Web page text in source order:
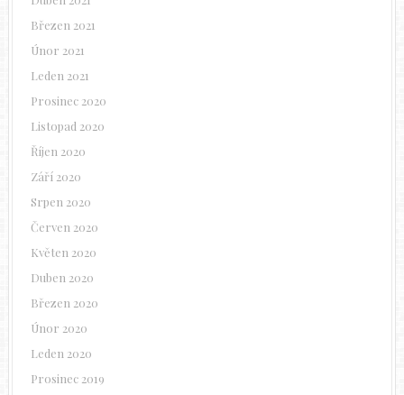
Březen 2021
Únor 2021
Leden 2021
Prosinec 2020
Listopad 2020
Říjen 2020
Září 2020
Srpen 2020
Červen 2020
Květen 2020
Duben 2020
Březen 2020
Únor 2020
Leden 2020
Prosinec 2019